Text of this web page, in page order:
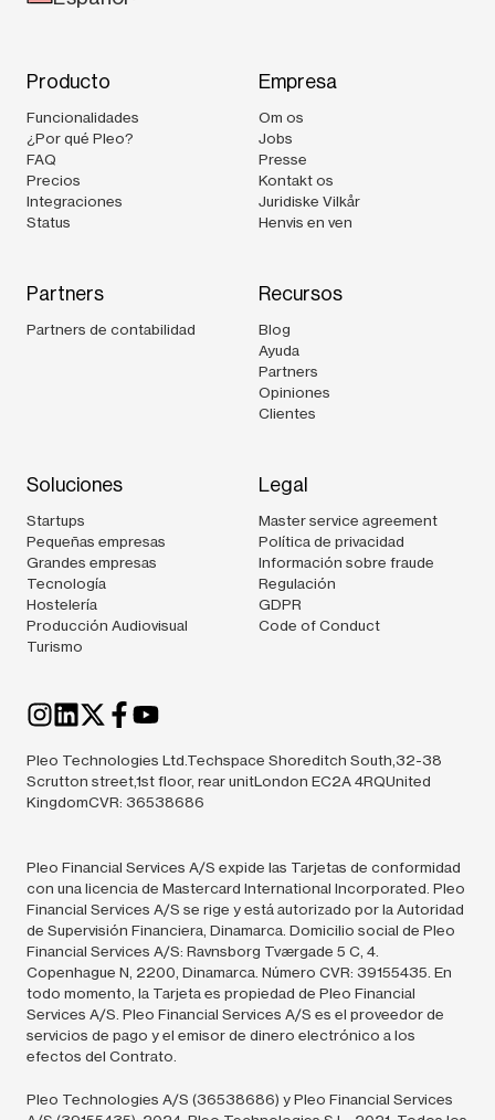
Producto
Funcionalidades
¿Por qué Pleo?
FAQ
Precios
Integraciones
Status
Empresa
Om os
Jobs
Presse
Kontakt os
Juridiske Vilkår
Henvis en ven
Partners
Partners de contabilidad
Recursos
Blog
Ayuda
Partners
Opiniones
Clientes
Soluciones
Startups
Pequeñas empresas
Grandes empresas
Tecnología
Hostelería
Producción Audiovisual
Turismo
Legal
Master service agreement
Política de privacidad
Información sobre fraude
Regulación
GDPR
Code of Conduct
Pleo Technologies Ltd.Techspace Shoreditch South,32-38
Scrutton street,1st floor, rear unitLondon EC2A 4RQUnited
KingdomCVR: 36538686
Pleo Financial Services A/S expide las Tarjetas de conformidad
con una licencia de Mastercard International Incorporated. Pleo
Financial Services A/S se rige y está autorizado por la Autoridad
de Supervisión Financiera, Dinamarca. Domicilio social de Pleo
Financial Services A/S: Ravnsborg Tværgade 5 C, 4.
Copenhague N, 2200, Dinamarca. Número CVR: 39155435. En
todo momento, la Tarjeta es propiedad de Pleo Financial
Services A/S. Pleo Financial Services A/S es el proveedor de
servicios de pago y el emisor de dinero electrónico a los
efectos del Contrato.
Pleo Technologies A/S (36538686) y Pleo Financial Services